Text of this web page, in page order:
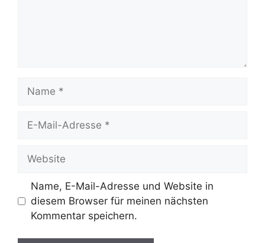
Mail-
Name, E-Mail-Adresse und Website in
diesem Browser für meinen nächsten
Kommentar speichern.